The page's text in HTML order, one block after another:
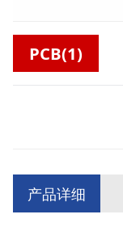
PCB(1)
产品详细